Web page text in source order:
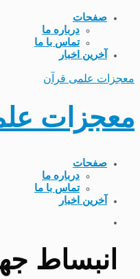
صفحات
درباره ما
تماس با ما
آخرین اخبار
معجزات علمی قرآن
معجزات
صفحات
درباره ما
تماس با ما
آخرین اخبار